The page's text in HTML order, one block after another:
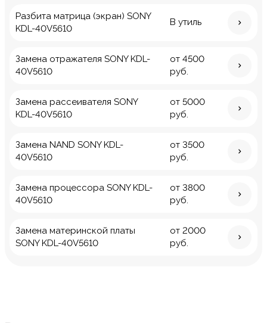
Разбита матрица (экран) SONY
KDL-40V5610
В утиль
Замена отражателя SONY KDL-
40V5610
от 4500
руб.
Замена рассеивателя SONY
KDL-40V5610
от 5000
руб.
Замена NAND SONY KDL-
40V5610
от 3500
руб.
Замена процессора SONY KDL-
40V5610
от 3800
руб.
Замена материнской платы
SONY KDL-40V5610
от 2000
руб.